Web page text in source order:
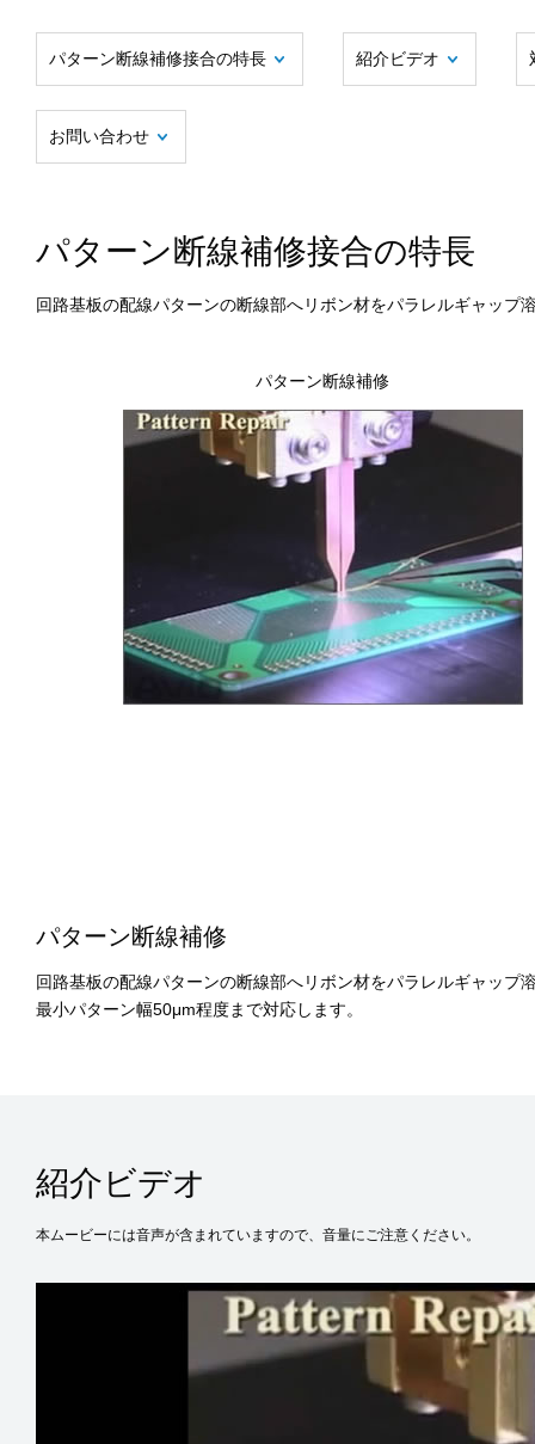
パターン断線補修接合の特長 紹介ビデオ
お問い合わせ
パターン断線補修接合の特長
回路基板の配線パターンの断線部へリボン材をパラレルギャッ
パターン断線補修
パターン断線補修
回路基板の配線パターンの断線部へリボン材をパラレルギャップ
最小パターン幅50μm程度まで対応します。
紹介ビデオ
本ムービーには音声が含まれていますので、音量にご注意ください。